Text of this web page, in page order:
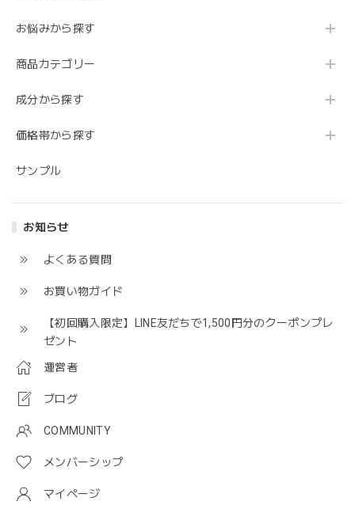
お悩みから探す
商品カテゴリー
成分から探す
価格帯から探す
サンプル
お知らせ
よくある質問
お買い物ガイド
【初回購入限定】LINE友だちで1,500円分のクーポンプレ
ゼント
運営者
ブログ
COMMUNITY
メンバーシップ
マイページ